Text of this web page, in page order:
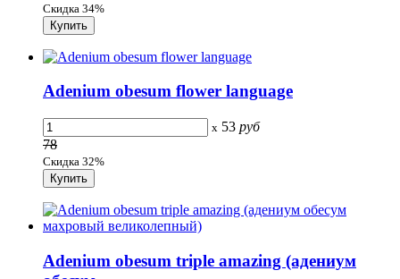
Скидка 34%
Adenium obesum flower language
x 53 руб
78
Скидка 32%
Adenium obesum triple amazing (адениум